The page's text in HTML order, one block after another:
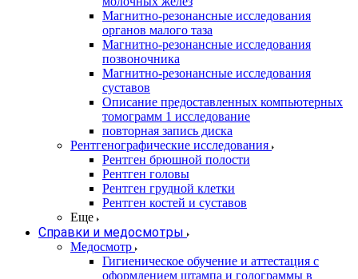
Магнитно-резонансные исследования
органов малого таза
Магнитно-резонансные исследования
позвоночника
Магнитно-резонансные исследования
суставов
Описание предоставленных компьютерных
томограмм 1 исследование
повторная запись диска
Рентгенографические исследования
Рентген брюшной полости
Рентген головы
Рентген грудной клетки
Рентген костей и суставов
Еще
Справки и медосмотры
Медосмотр
Гигиеническое обучение и аттестация с
оформлением штампа и голограммы в